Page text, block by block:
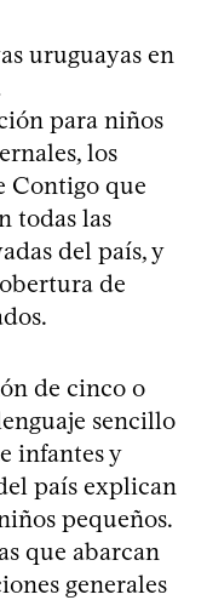
uruguayas en
para niños
los
Contigo que
todas las
del país, y
de
de cinco o
sencillo
infantes y
país explican
pequeños.
que abarcan
generales